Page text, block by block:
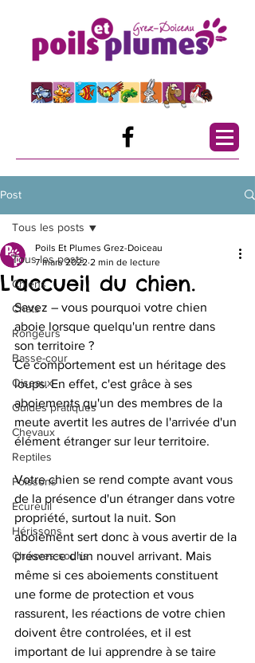
Post
Tous les posts
Chiens
Chats
Rongeurs
Basse-cour
Oiseaux
Guides pratiques
Chevaux
Reptiles
Poissons
Ecureuil
Hérissons
Chauves-souris
Tous les posts
L'accueil du chien.
Poils Et Plumes Grez-Doiceau
7 mars 2022 2 min de lecture
Savez – vous pourquoi votre chien
aboie lorsque quelqu'un rentre dans
son territoire ?
Ce comportement est un héritage des
loups. En effet, c'est grâce à ses
aboiements qu'un des membres de la
meute avertit les autres de l'arrivée d'un
élément étranger sur leur territoire.
Votre chien se rend compte avant vous
de la présence d'un étranger dans votre
propriété, surtout la nuit. Son
aboiement sert donc à vous avertir de la
présence d'un nouvel arrivant. Mais
même si ces aboiements constituent
une forme de protection et vous
rassurent, les réactions de votre chien
doivent être controlées, et il est
important de lui apprendre à se taire